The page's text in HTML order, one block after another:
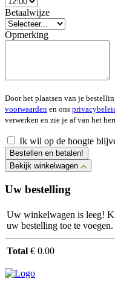
Betaalwijze
Opmerking
Door het plaatsen van je
voorwaarden en ons
verwerken en zie je af van het
Ik wil op de hoogte
Bestellen en betalen!
Bekijk winkelwagen
Uw bestelling
Uw winkelwagen is leeg!
uw bestelling toe te voegen.
Total € 0.00